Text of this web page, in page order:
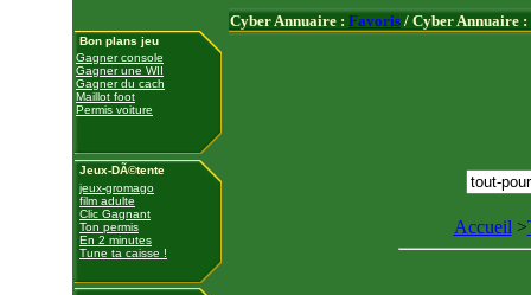
Bon plans jeu
Gagner console
Gagner une WII
Gagner du cach
Maillot foot
Permis voiture
Jeux-DÃ©tente
jeux-gromago
film adulte
Clic Gagnant
Ton permis
En 2 minutes
Tune ta caisse !
Cyber Annuaire : Favoris / Cyber Annuaire :
Accueil >